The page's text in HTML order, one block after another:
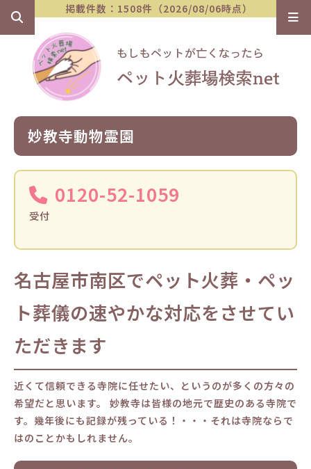
掲載件数：1508件（2026/08/06時点）
妙教寺動物霊園
0120-52-1059
受付
名古屋市南区でペット火葬・ペッ
ト葬儀の速やかな対応をさせてい
ただきます
近くて信頼できる寺院に任せたい、というのが多くの方々の
希望だと思います。 妙教寺は皆様の地元で歴史のある寺院で
す。幾年後にも記録が残っている！・・・それは寺院ならで
はのことかもしれません。